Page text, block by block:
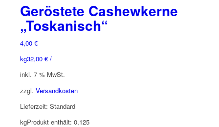
Geröstete Cashewkerne
„Toskanisch“
4,00 €
32,00 €/
kg
inkl. 7 % MwSt.
zzgl. Versandkosten
Lieferzeit: Standard
Produkt enthält: 0,125
kg